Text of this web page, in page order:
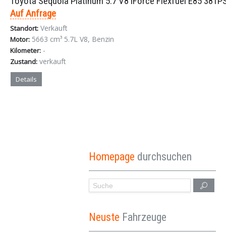
Auf Anfrage
Standort: Verkauft
Motor: 5663 cm³ 5.7L V8, Benzin
Kilometer: -
Zustand: verkauft
Details
Homepage durchsuchen
Neuste Fahrzeuge